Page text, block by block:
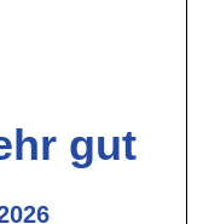
gut